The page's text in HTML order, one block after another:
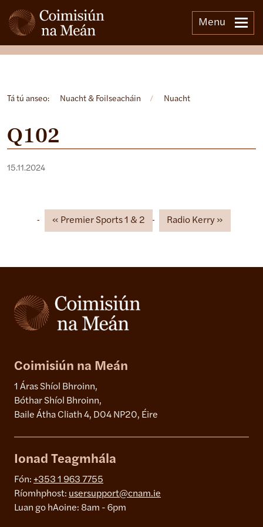
Menu
Tá tú anseo: Nuacht & Foilseacháin / Nuacht
Q102
15.11.2024
Premier Sports 1 & 2 Radio Kerry
Open side menu
Coimisiún na Meán
1 Áras Shíol Bhroinn,
Bóthar Shíol Bhroinn,
Baile Átha Cliath 4, D04 NP20, Éire
Ionad Teagmhála
Fón: +353 1 963 7755
Ríomhphost: usersupport@cnam.ie
Luan go hAoine: 8am - 6pm